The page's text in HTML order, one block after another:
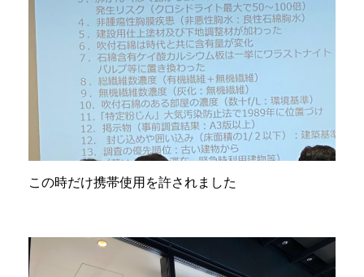
この時だけ携帯使用を許されました